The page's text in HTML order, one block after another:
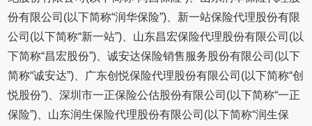
份有限公司(以下简称“润华保险”)、新一站保险代理股份有限
公司(以下简称“新一站”)、山东昌宏保险代理股份有限公司(以
下简称“昌宏股份”)、诚安达保险销售服务股份有限公司(以下
简称“诚安达”)、广东创悦保险代理股份有限公司(以下简称“创
悦股份”)、深圳市一正保险公估股份有限公司(以下简称“一正
保险”)、山东润生保险代理股份有限公司(以下简称“润生保